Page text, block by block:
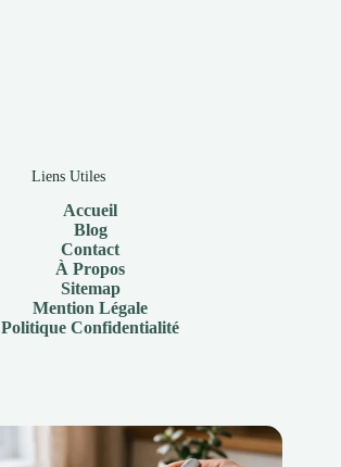
Liens Utiles
Accueil
Blog
Contact
À Propos
Sitemap
Mention Légale
Politique Confidentialité